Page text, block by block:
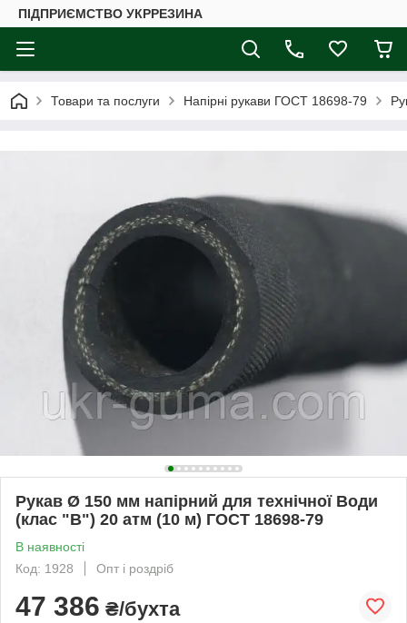
ПІДПРИЄМСТВО УКРРЕЗИНА
Товари та послуги Напірні рукави ГОСТ 18698-79
Рукав Ø 150 мм напірний для технічної Води
(клас "В") 20 атм (10 м) ГОСТ 18698-79
В наявності
Код: 1928
Опт і роздріб
47 386 ₴/бухта